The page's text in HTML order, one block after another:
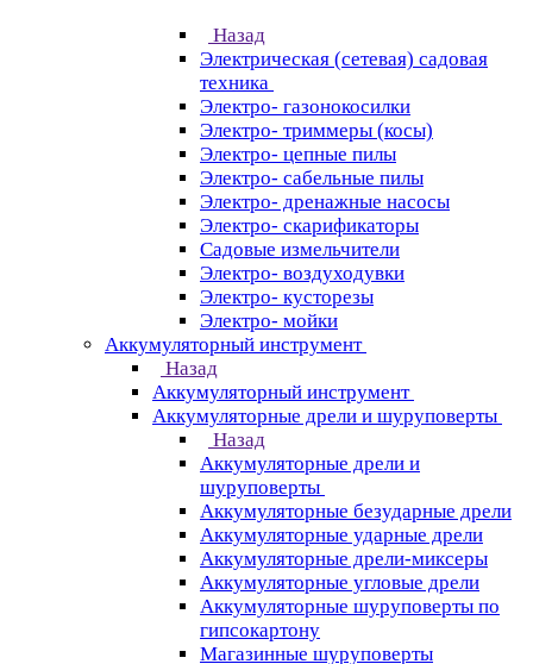
Назад
Электрическая (сетевая) садовая
техника
Электро- газонокосилки
Электро- триммеры (косы)
Электро- цепные пилы
Электро- сабельные пилы
Электро- дренажные насосы
Электро- скарификаторы
Садовые измельчители
Электро- воздуходувки
Электро- кусторезы
Электро- мойки
Аккумуляторный инструмент
Назад
Аккумуляторный инструмент
Аккумуляторные дрели и шуруповерты
Назад
Аккумуляторные дрели и
шуруповерты
Аккумуляторные безударные дрели
Аккумуляторные ударные дрели
Аккумуляторные дрели-миксеры
Аккумуляторные угловые дрели
Аккумуляторные шуруповерты по
гипсокартону
Магазинные шуруповерты